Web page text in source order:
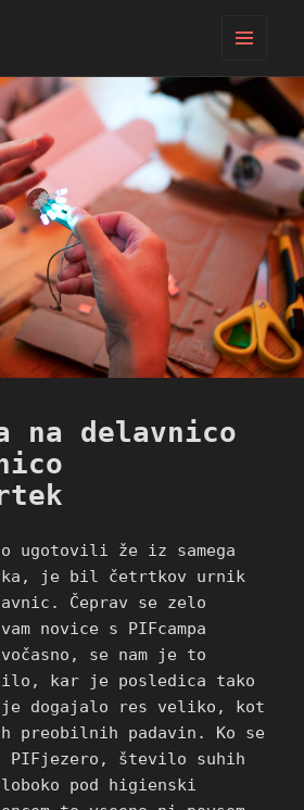
IN
GRADNIKI
na delavnico
ugotovili že iz samega
je bil četrtkov urnik
Čeprav se zelo
novice s PIFcampa
se nam je to
kar je posledica tako
dogajalo res veliko, kot
preobilnih padavin. Ko se
PIFjezero, število suhih
pod higienski